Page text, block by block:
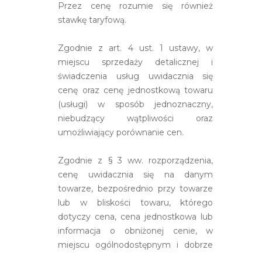
Przez cenę rozumie się również
stawkę taryfową.
Zgodnie z art. 4 ust. 1 ustawy, w
miejscu sprzedaży detalicznej i
świadczenia usług uwidacznia się
cenę oraz cenę jednostkową towaru
(usługi) w sposób jednoznaczny,
niebudzący wątpliwości oraz
umożliwiający porównanie cen.
Zgodnie z § 3 ww. rozporządzenia,
cenę uwidacznia się na danym
towarze, bezpośrednio przy towarze
lub w bliskości towaru, którego
dotyczy cena, cena jednostkowa lub
informacja o obniżonej cenie, w
miejscu ogólnodostępnym i dobrze